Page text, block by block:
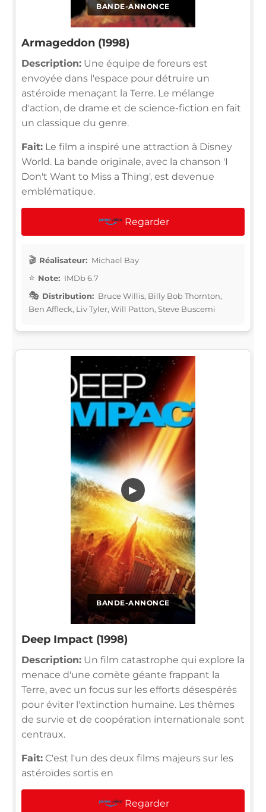
BANDE-ANNONCE
Armageddon (1998)
Description: Une équipe de foreurs est
envoyée dans l'espace pour détruire un
astéroïde menaçant la Terre. Le mélange
d'action, de drame et de science-fiction en fait
un classique du genre.
Fait: Le film a inspiré une attraction à Disney
World. La bande originale, avec la chanson 'I
Don't Want to Miss a Thing', est devenue
emblématique.
Regarder
Réalisateur: Michael Bay
Note: IMDb 6.7
Distribution: Bruce Willis, Billy Bob Thornton,
Ben Affleck, Liv Tyler, Will Patton, Steve Buscemi
BANDE-ANNONCE
▶
Deep Impact (1998)
Description: Un film catastrophe qui explore la
menace d'une comète géante frappant la
Terre, avec un focus sur les efforts désespérés
pour éviter l'extinction humaine. Les thèmes
de survie et de coopération internationale sont
centraux.
Fait: C'est l'un des deux films majeurs sur les
astéroïdes sortis en
Regarder